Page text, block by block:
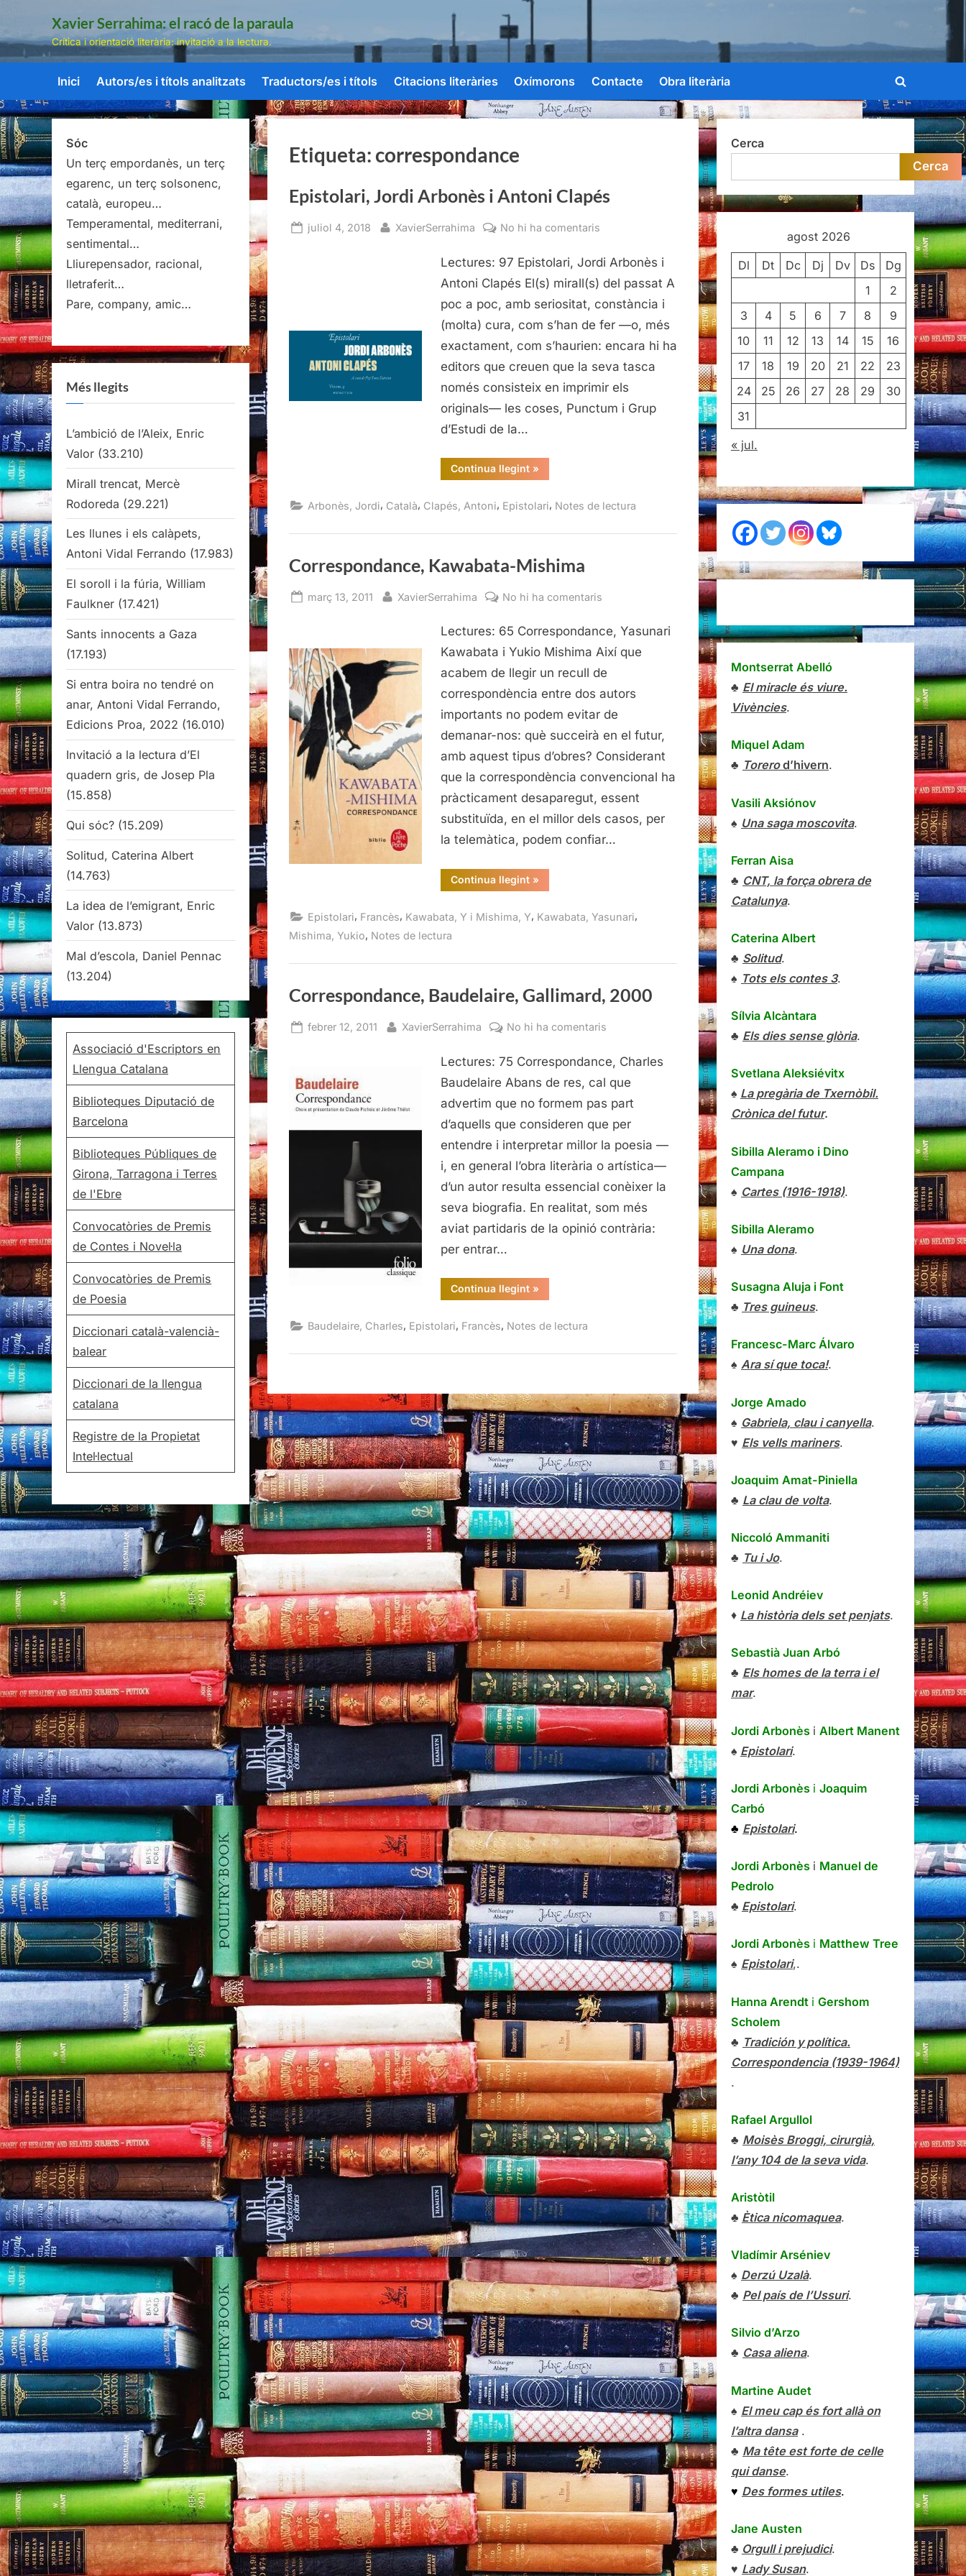
Skip
content
Xavier Serrahima: el racó de la paraula
Crítica i orientació literària: invitació a la lectura.
Inici Autors/es i títols analitzats Traductors/es i títols Citacions literàries Oxímorons Contacte Obra literària
Toggle
search
form
Etiqueta: correspondance
Epistolari, Jordi Arbonès i Antoni Clapés
Posted
juliol 4, 2018 By
XavierSerrahima No hi ha comentaris
Jordi
Arbonès
Lectures: 97 Epistolari, Jordi Arbonès i
Antoni Clapés El(s) mirall(s) del passat A
poc a poc, amb seriositat, constància i
(molta) cura, com s’han de fer —o, més
exactament, com s’haurien: encara hi ha
editors que creuen que la seva tasca
només consisteix en imprimir els
originals— les coses, Punctum i Grup
d’Estudi de la…
Continua llegint“Epistolari,
Jordi
Antoni
»
Arbonès, Jordi, Català, Clapés, Antoni, Epistolari, Notes de lectura
Correspondance, Kawabata-Mishima
Posted
març 13, 2011 By
XavierSerrahima No hi ha comentaris
Kawabata-
Mishima
Lectures: 65 Correspondance, Yasunari
Kawabata i Yukio Mishima Així que
acabem de llegir un recull de
correspondència entre dos autors
importants no podem evitar de
demanar-nos: què succeirà en el futur,
amb aquest tipus d’obres? Considerant
que la correspondència convencional ha
pràcticament desaparegut, essent
substituïda, en el millor dels casos, per
la telemàtica, podem confiar…
Continua llegint“Correspondance,
Kawabata-
»
Epistolari, Francès, Kawabata, Y i Mishima, Y, Kawabata, Yasunari,
Mishima, Yukio, Notes de lectura
Correspondance, Baudelaire, Gallimard, 2000
Posted
febrer 12, 2011 By
XavierSerrahima No hi ha comentaris
Baudelaire,
Gallimard,
2000
Lectures: 75 Correspondance, Charles
Baudelaire Abans de res, cal que
advertim que no formem pas part
d’aquells que consideren que per
entendre i interpretar millor la poesia —
i, en general l’obra literària o artística—
d’un autor resulta essencial conèixer la
seva biografia. En realitat, som més
aviat partidaris de la opinió contrària:
per entrar…
Continua llegint“Correspondance,
Baudelaire,
»
Baudelaire, Charles, Epistolari, Francès, Notes de lectura
Sóc
Un terç empordanès, un terç
egarenc, un terç solsonenc,
català, europeu…
Temperamental, mediterrani,
sentimental…
Lliurepensador, racional,
lletraferit…
Pare, company, amic…
Més llegits
L’ambició de l’Aleix, Enric
Valor (33.210)
Mirall trencat, Mercè
Rodoreda (29.221)
Les llunes i els calàpets,
Antoni Vidal Ferrando (17.983)
El soroll i la fúria, William
Faulkner (17.421)
Sants innocents a Gaza
(17.193)
Si entra boira no tendré on
anar, Antoni Vidal Ferrando,
Edicions Proa, 2022 (16.010)
Invitació a la lectura d’El
quadern gris, de Josep Pla
(15.858)
Qui sóc? (15.209)
Solitud, Caterina Albert
(14.763)
La idea de l’emigrant, Enric
Valor (13.873)
Mal d’escola, Daniel Pennac
(13.204)
Associació d'Escriptors en
Llengua Catalana
Biblioteques Diputació de
Barcelona
Biblioteques Públiques de
Girona, Tarragona i Terres
de l'Ebre
Convocatòries de Premis
de Contes i Novel·la
Convocatòries de Premis
de Poesia
Diccionari català-valencià-
balear
Diccionari de la llengua
catalana
Registre de la Propietat
Intel·lectual
Cerca
Cerca
agost 2026
Dl Dt Dc Dj Dv Ds
Dg
1
2
3
4 5 6 7 8
9
10
11 12 13 14 15
16
17
18 19 20 21 22
23
24
25 26 27 28 29
30
31
« jul.
Montserrat Abelló
♣ El miracle és viure.
Vivències.
Miquel Adam
♣ Torerod’hivern.
Vasili Aksiónov
♠ Una saga moscovita.
Ferran Aisa
♣ CNT, la força obrera de
Catalunya.
Caterina Albert
♣ Solitud.
♠ Tots els contes 3.
Sílvia Alcàntara
♣ Els dies sense glòria.
Svetlana Aleksiévitx
♠ La pregària de Txernòbil.
Crònica del futur.
Sibilla Aleramo i Dino
Campana
♠ Cartes (1916-1918).
Sibilla Aleramo
♠ Una dona.
Susagna Aluja i Font
♣ Tres guineus.
Francesc-Marc Álvaro
♠ Ara sí que toca!.
Jorge Amado
♠ Gabriela, clau i canyella.
♥ Els vells mariners.
Joaquim Amat-Piniella
♣ La clau de volta.
Niccoló Ammaniti
♣ Tu i Jo.
Leonid Andréiev
♦ La història dels set penjats.
Sebastià Juan Arbó
♣ Els homes de la terra i el
mar.
Jordi Arbonès i Albert Manent
♠ Epistolari.
Jordi Arbonès i Joaquim
Carbó
♣ Epistolari.
Jordi Arbonès i Manuel de
Pedrolo
♣ Epistolari.
Jordi Arbonès i Matthew Tree
♠ Epistolari,.
Hanna Arendt i Gershom
Scholem
♣ Tradición y política.
Correspondencia (1939-1964)
.
Rafael Argullol
♣ Moisès Broggi, cirurgià,
l’any 104 de la seva vida.
Aristòtil
♣ Ètica nicomaquea.
Vladímir Arséniev
♠ Derzú Uzalà.
♣ Pel país de l’Ussuri.
Silvio d’Arzo
♣ Casa aliena.
Martine Audet
♠ El meu cap és fort allà on
l’altra dansa.
♣ Ma tête est forte de celle
qui danse.
♥ Des formes utiles.
Jane Austen
♣ Orgull i prejudici.
♥ Lady Susan.